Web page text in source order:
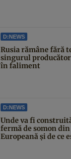
D:NEWS
Rusia rămâne fără
singurul
în faliment
D:NEWS
Unde va fi
fermă de somon
Europeană și de ce